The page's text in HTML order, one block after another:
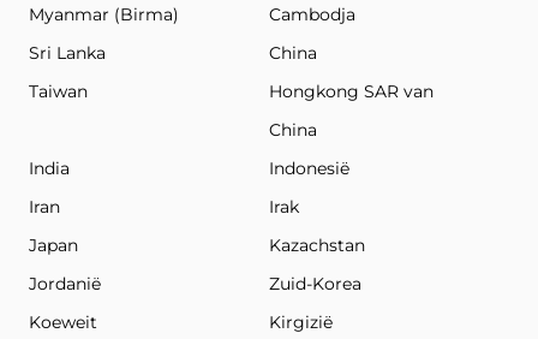
Myanmar (Birma)
Cambodja
Sri Lanka
China
Taiwan
Hongkong SAR van
China
India
Indonesië
Iran
Irak
Japan
Kazachstan
Jordanië
Zuid-Korea
Koeweit
Kirgizië